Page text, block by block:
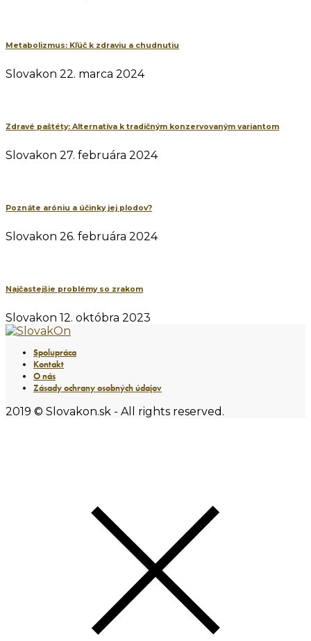
Metabolizmus: Kľúč k zdraviu a chudnutiu
Slovakon 22. marca 2024
Zdravé paštéty: Alternatíva k tradičným konzervovaným variantom
Slovakon 27. februára 2024
Poznáte aróniu a účinky jej plodov?
Slovakon 26. februára 2024
Najčastejšie problémy so zrakom
Slovakon 12. októbra 2023
Spolupráca
Kontakt
O nás
Zásady ochrany osobných údajov
2019 © Slovakon.sk - All rights reserved.